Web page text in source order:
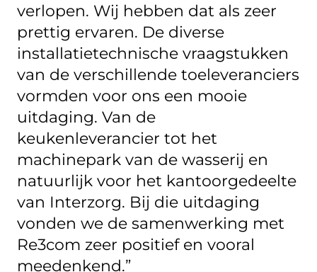
verlopen. Wij hebben dat als zeer
prettig ervaren. De diverse
installatietechnische vraagstukken
van de verschillende toeleveranciers
vormden voor ons een mooie
uitdaging. Van de
keukenleverancier tot het
machinepark van de wasserij en
natuurlijk voor het kantoorgedeelte
van Interzorg. Bij die uitdaging
vonden we de samenwerking met
Re3com zeer positief en vooral
meedenkend.”